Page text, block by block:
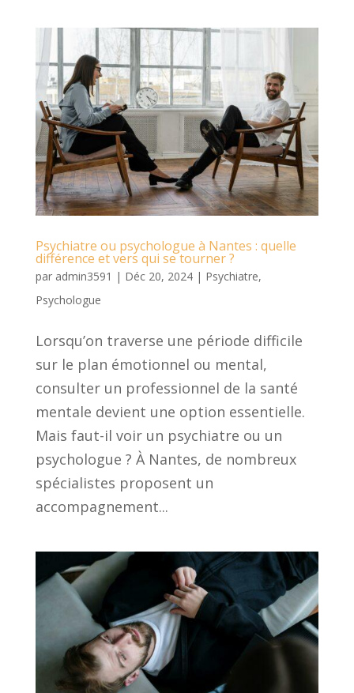
Psychiatre ou psychologue à Nantes : quelle
différence et vers qui se tourner ?
par admin3591 | Déc 20, 2024| Psychiatre,
Psychologue
Lorsqu’on traverse une période difficile
sur le plan émotionnel ou mental,
consulter un professionnel de la santé
mentale devient une option essentielle.
Mais faut-il voir un psychiatre ou un
psychologue ? À Nantes, de nombreux
spécialistes proposent un
accompagnement...